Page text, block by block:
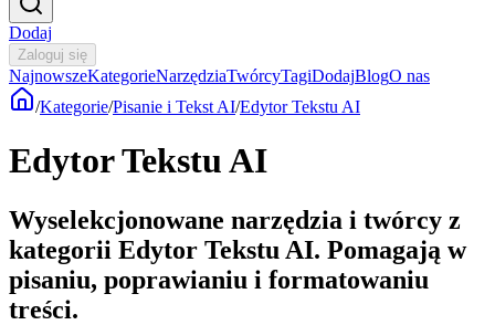
Dodaj
Zaloguj się
NajnowszeKategorieNarzędziaTwórcyTagiDodajBlogO nas
/Kategorie/Pisanie i Tekst AI/Edytor Tekstu AI
Edytor Tekstu AI
Wyselekcjonowane narzędzia i twórcy z
kategorii Edytor Tekstu AI. Pomagają w
pisaniu, poprawianiu i formatowaniu
treści.